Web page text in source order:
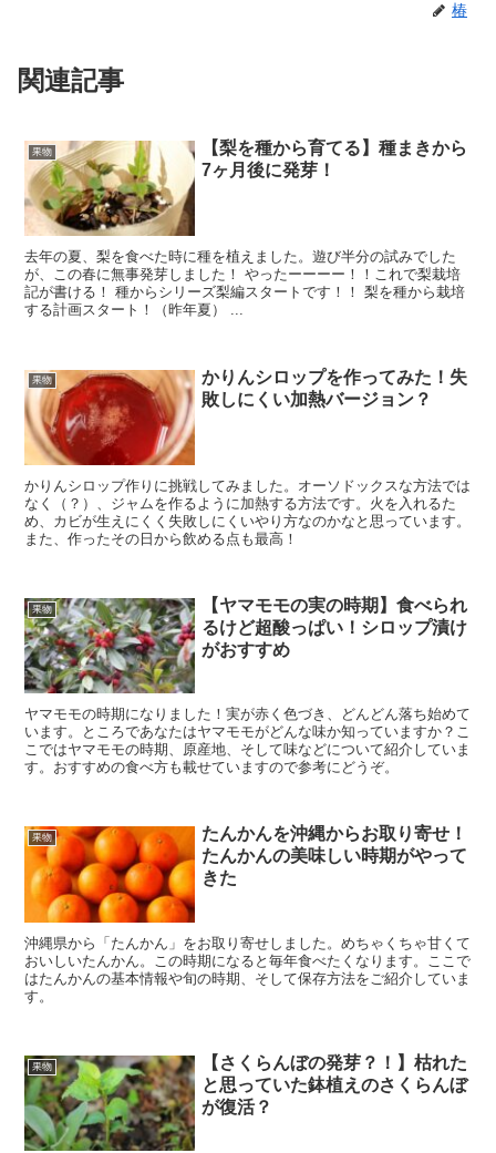
椿
関連記事
果物
【梨を種から育てる】種まきから
7ヶ月後に発芽！
去年の夏、梨を食べた時に種を植えました。遊び半分の試みでした
が、この春に無事発芽しました！ やったーーーー！！これで梨栽培
記が書ける！ 種からシリーズ梨編スタートです！！ 梨を種から栽培
する計画スタート！（昨年夏） ...
果物
かりんシロップを作ってみた！失
敗しにくい加熱バージョン？
かりんシロップ作りに挑戦してみました。オーソドックスな方法では
なく（？）、ジャムを作るように加熱する方法です。火を入れるた
め、カビが生えにくく失敗しにくいやり方なのかなと思っています。
また、作ったその日から飲める点も最高！
果物
【ヤマモモの実の時期】食べられ
るけど超酸っぱい！シロップ漬け
がおすすめ
ヤマモモの時期になりました！実が赤く色づき、どんどん落ち始めて
います。ところであなたはヤマモモがどんな味か知っていますか？こ
こではヤマモモの時期、原産地、そして味などについて紹介していま
す。おすすめの食べ方も載せていますので参考にどうぞ。
果物
たんかんを沖縄からお取り寄せ！
たんかんの美味しい時期がやって
きた
沖縄県から「たんかん」をお取り寄せしました。めちゃくちゃ甘くて
おいしいたんかん。この時期になると毎年食べたくなります。ここで
はたんかんの基本情報や旬の時期、そして保存方法をご紹介していま
す。
果物
【さくらんぼの発芽？！】枯れた
と思っていた鉢植えのさくらんぼ
が復活？